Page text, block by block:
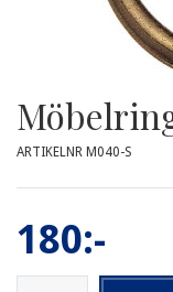
ARTIKELNR M040-S
180:-